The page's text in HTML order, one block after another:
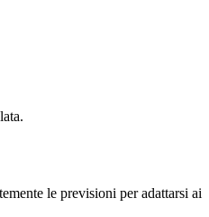
le previsioni per adattarsi ai